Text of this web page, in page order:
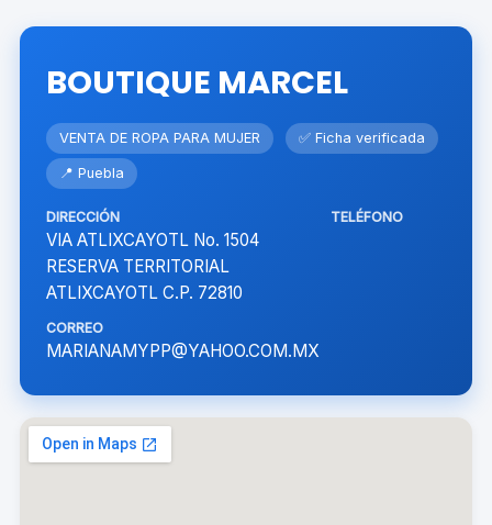
BOUTIQUE MARCEL
VENTA DE ROPA PARA MUJER ✅ Ficha verificada
📍 Puebla
DIRECCIÓN
VIA ATLIXCAYOTL No. 1504
RESERVA TERRITORIAL
ATLIXCAYOTL C.P. 72810
TELÉFONO
CORREO
MARIANAMYPP@YAHOO.COM.MX